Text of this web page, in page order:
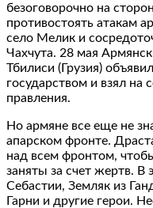
безоговорочно на
противостоять атакам
село Мелик и
Чахчута. 28 мая
Тбилиси (Грузия)
государством и взял на
правления.
Но армяне все еще не
апарском фронте.
над всем фронтом,
заняты за счет жертв. В
Себастии, Земляк из
Гарни и другие герои.